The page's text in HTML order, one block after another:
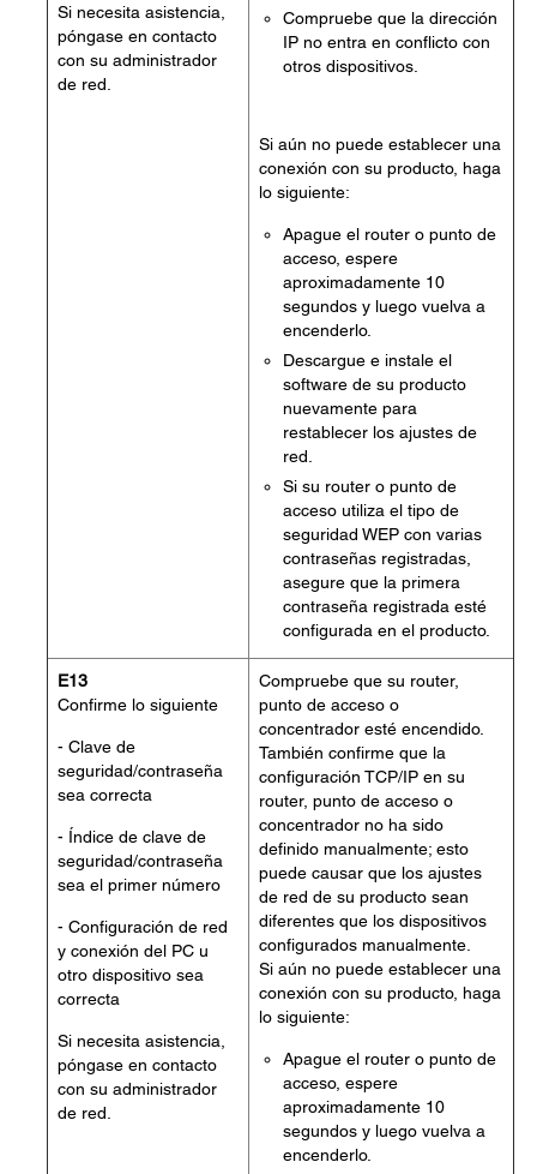
Si necesita asistencia,
póngase en contacto
con su administrador
de red.
Compruebe que la dirección
IP no entra en conflicto con
otros dispositivos.
Si aún no puede establecer una
conexión con su producto, haga
lo siguiente:
Apague el router o punto de
acceso, espere
aproximadamente 10
segundos y luego vuelva a
encenderlo.
Descargue e instale el
software de su producto
nuevamente para
restablecer los ajustes de
red.
Si su router o punto de
acceso utiliza el tipo de
seguridad WEP con varias
contraseñas registradas,
asegure que la primera
contraseña registrada esté
configurada en el producto.
E13
Confirme lo siguiente
- Clave de
seguridad/contraseña
sea correcta
- Índice de clave de
seguridad/contraseña
sea el primer número
- Configuración de red
y conexión del PC u
otro dispositivo sea
correcta
Si necesita asistencia,
póngase en contacto
con su administrador
de red.
Compruebe que su router,
punto de acceso o
concentrador esté encendido.
También confirme que la
configuración TCP/IP en su
router, punto de acceso o
concentrador no ha sido
definido manualmente; esto
puede causar que los ajustes
de red de su producto sean
diferentes que los dispositivos
configurados manualmente.
Si aún no puede establecer una
conexión con su producto, haga
lo siguiente:
Apague el router o punto de
acceso, espere
aproximadamente 10
segundos y luego vuelva a
encenderlo.